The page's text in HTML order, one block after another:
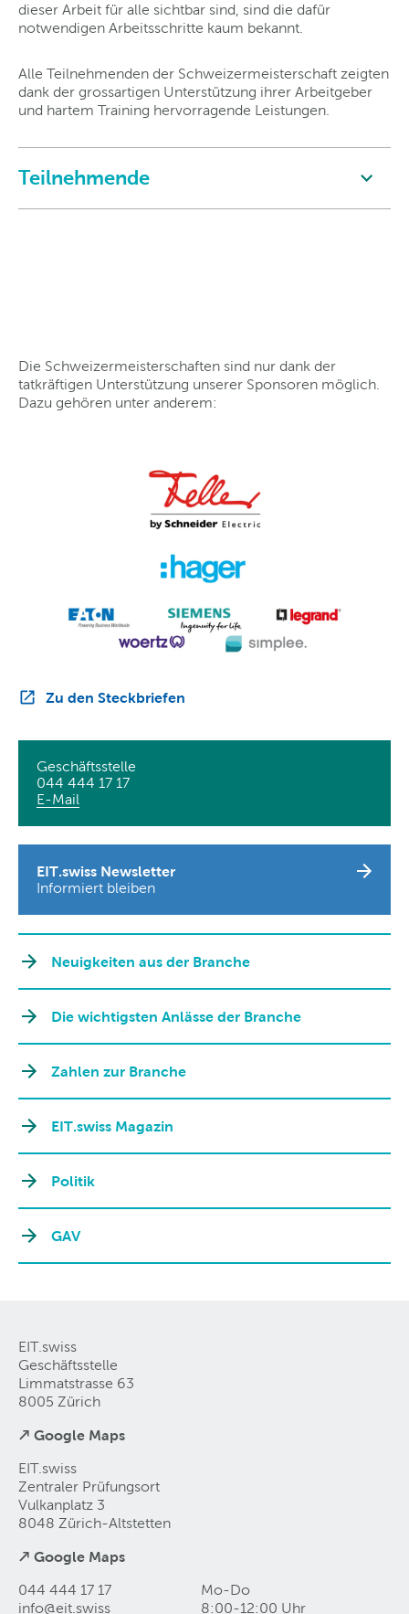
dieser Arbeit für alle sichtbar sind, sind die dafür
notwendigen Arbeitsschritte kaum bekannt.
Alle Teilnehmenden der Schweizermeisterschaft zeigten
dank der grossartigen Unterstützung ihrer Arbeitgeber
und hartem Training hervorragende Leistungen.
Teilnehmende
Die Schweizermeisterschaften sind nur dank der
tatkräftigen Unterstützung unserer Sponsoren möglich.
Dazu gehören unter anderem:
Zu den Steckbriefen
Geschäftsstelle
044 444 17 17
E-Mail
EIT.swiss Newsletter
Informiert bleiben
Neuigkeiten aus der Branche
Die wichtigsten Anlässe der Branche
Zahlen zur Branche
EIT.swiss Magazin
Politik
GAV
EIT.swiss
Geschäftsstelle
Limmatstrasse 63
8005 Zürich
↗ Google Maps
EIT.swiss
Zentraler Prüfungsort
Vulkanplatz 3
8048 Zürich-Altstetten
↗ Google Maps
044 444 17 17
info@eit swiss
Mo-Do
8:00-12:00 Uhr